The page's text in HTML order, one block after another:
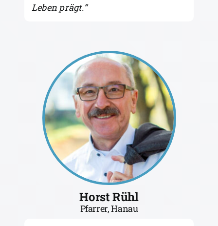
Leben prägt.“
Horst Rühl
Pfarrer, Hanau